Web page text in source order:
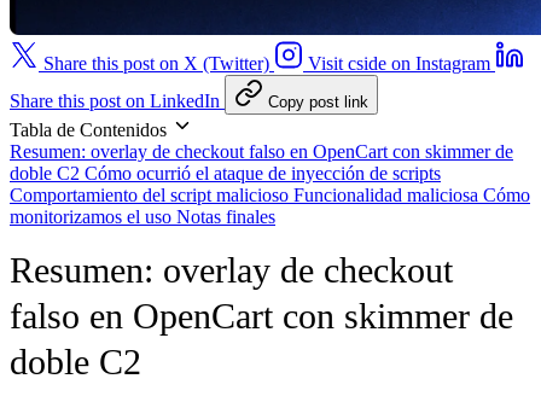
Share this post on X (Twitter)
Visit cside on Instagram
Share this post on LinkedIn
Copy post link
Tabla de Contenidos
Resumen: overlay de checkout falso en OpenCart con skimmer de
doble C2 Cómo ocurrió el ataque de inyección de scripts
Comportamiento del script malicioso Funcionalidad maliciosa Cómo
monitorizamos el uso Notas finales
Resumen: overlay de checkout
falso en OpenCart con skimmer de
doble C2